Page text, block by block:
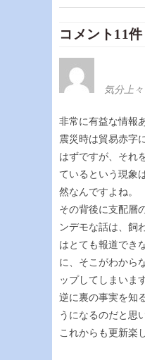
コメント11件
気分上々
非常に有益な情報
震災時は貿易赤字
はずですが、それ
ているという現象
然なんですよね。
その背後に支配層
ンデモな話は、飼
はとても報道でき
に、そこがわから
ップしてしまいます
逆に裏の事実を知
うになるのだと思
これからも更新楽